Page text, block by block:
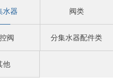
水器 阀类
阀 分集水器配件类
他